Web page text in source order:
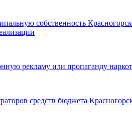
собственность
рекламу или пропаганду
средств бюджета